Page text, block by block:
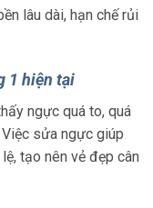
lâu dài, hạn chế rủi
1 hiện tại
ngực quá to, quá
sửa ngực giúp
tạo nên vẻ đẹp cân